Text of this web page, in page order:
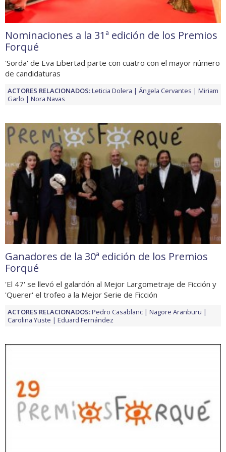
Nominaciones a la 31ª edición de los Premios
Forqué
'Sorda' de Eva Libertad parte con cuatro con el mayor número
de candidaturas
ACTORES RELACIONADOS:Leticia Dolera Ángela Cervantes
Miriam
Garlo
Nora Navas
Ganadores de la 30ª edición de los Premios
Forqué
'El 47' se llevó el galardón al Mejor Largometraje de Ficción y
'Querer' el trofeo a la Mejor Serie de Ficción
ACTORES RELACIONADOS:Pedro Casablanc
Nagore Aranburu
Carolina Yuste
Eduard Fernández